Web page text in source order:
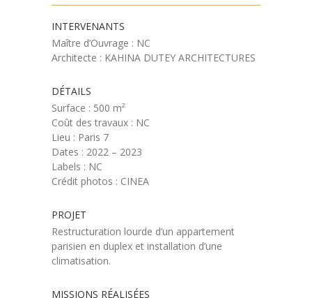
INTERVENANTS
Maître d’Ouvrage : NC
Architecte : KAHINA DUTEY ARCHITECTURES
DÉTAILS
Surface : 500 m²
Coût des travaux : NC
Lieu : Paris 7
Dates : 2022 – 2023
Labels : NC
Crédit photos : CINEA
PROJET
Restructuration lourde d’un appartement
parisien en duplex et installation d’une
climatisation.
MISSIONS RÉALISÉES